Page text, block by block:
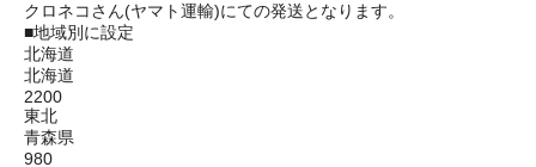
クロネコさん(ヤマト運輸)にての発送となります。
■地域別に設定
北海道
北海道
2200
東北
青森県
980